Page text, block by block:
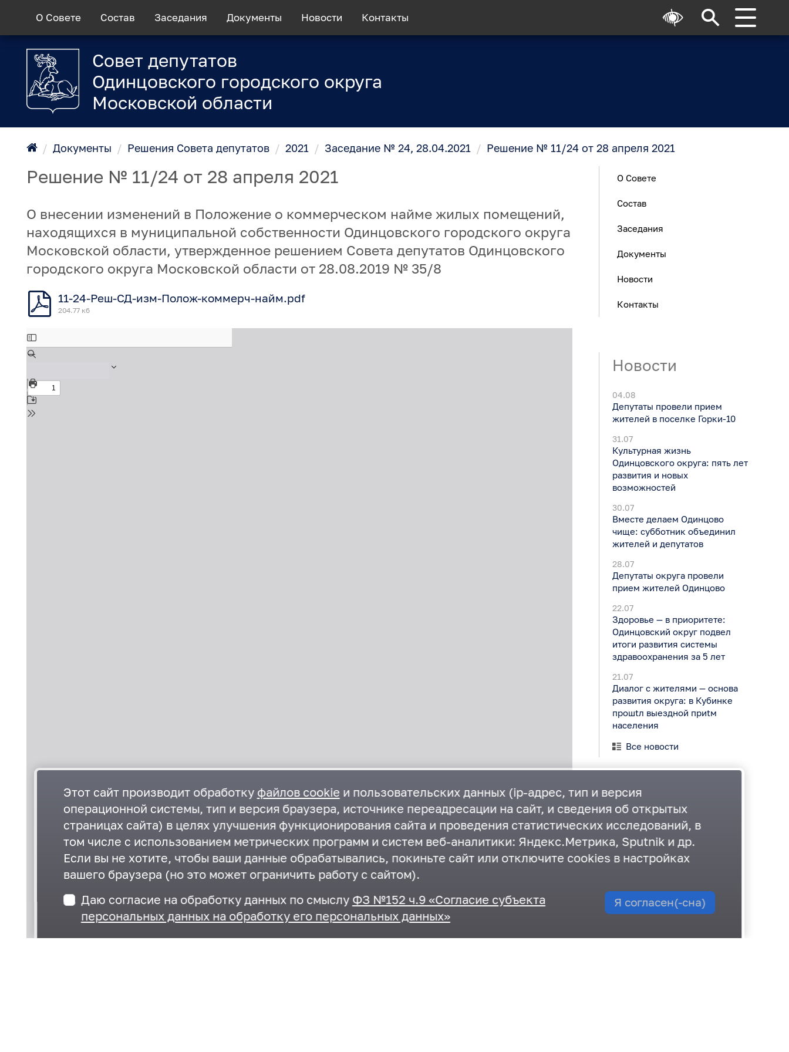
О Совете Состав Заседания Документы Новости Контакты
Совет депутатов
Одинцовского городского округа
Московской области
/ Документы / Решения Совета депутатов / 2021 / Заседание № 24, 28.04.2021 / Решение № 11/24 от 28 апреля 2021
Решение № 11/24 от 28 апреля 2021
О внесении изменений в Положение о коммерческом найме жилых помещений,
находящихся в муниципальной собственности Одинцовского городского округа
Московской области, утвержденное решением Совета депутатов Одинцовского
городского округа Московской области от 28.08.2019 № 35/8
11-24-Реш-СД-изм-Полож-коммерч-найм.pdf
204.77 кб
О Совете
Состав
Заседания
Документы
Новости
Контакты
Новости
04.08
Депутаты провели прием
жителей в поселке Горки-10
31.07
Культурная жизнь
Одинцовского округа: пять лет
развития и новых
возможностей
30.07
Вместе делаем Одинцово
чище: субботник объединил
жителей и депутатов
28.07
Депутаты округа провели
прием жителей Одинцово
22.07
Здоровье — в приоритете:
Одинцовский округ подвел
итоги развития системы
здравоохранения за 5 лет
21.07
Диалог с жителями — основа
развития округа: в Кубинке
прошtл выездной приtм
населения
Все новости
Этот сайт производит обработку файлов cookieи пользовательских данных (ip-адрес, тип и версия
операционной системы, тип и версия браузера, источнике переадресации на сайт, и сведения об открытых
страницах сайта) в целях улучшения функционирования сайта и проведения статистических исследований, в
том числе с использованием метрических программ и систем веб-аналитики: Яндекс.Метрика, Sputnik и др.
Если вы не хотите, чтобы ваши данные обрабатывались, покиньте сайт или отключите cookies в настройках
вашего браузера (но это может ограничить работу с сайтом).
Даю согласие на обработку данных по смыслу ФЗ №152 ч.9 «Согласие субъекта
персональных данных на обработку его персональных данных»
Я согласен(-сна)